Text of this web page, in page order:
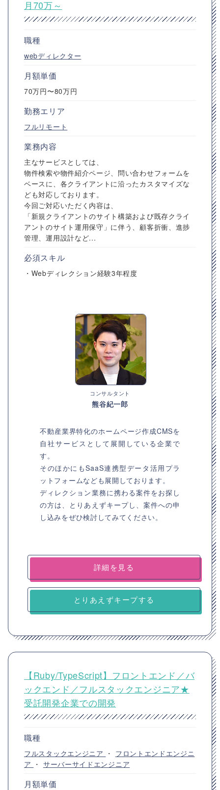
月70万～
職種
webディレクター
月額単価
70万円〜80万円
勤務エリア
フルリモート
業務内容
主なサービスとしては、
物件検索や物件紹介ページ、問い合わせフォームを
ベースに、各クライアントに沿ったカスタマイズな
ども対応しております。
今回ご対応いただく内容は、
「新規クライアントのサイト構築および既存クライ
アントのサイト運用保守」に伴う、顧客折衝、進捗
管理、運用設計など...
必須スキル
・Webディレクション経験3年程度
コンサルタント
熊谷紀一郎
不動産業界特化のホームページ作成CMSを
自社サービスとして展開している企業で
す。
そのほかにもSaaS連携型データ活用プラ
ットフォームなども展開しております。
ディレクション業務に携わる案件をお探し
の方は、とりあえずキープし、案件への申
し込みをぜひ検討してみてください。
詳細を見る
とりあえずキープする
【Ruby/TypeScript】フロントエンド／バ
ックエンド／フルスタックエンジニア★
受託開発企業での開発
職種
フルスタックエンジニア ・ フロントエンドエンジニ
ア ・ サーバーサイドエンジニア
月額単価